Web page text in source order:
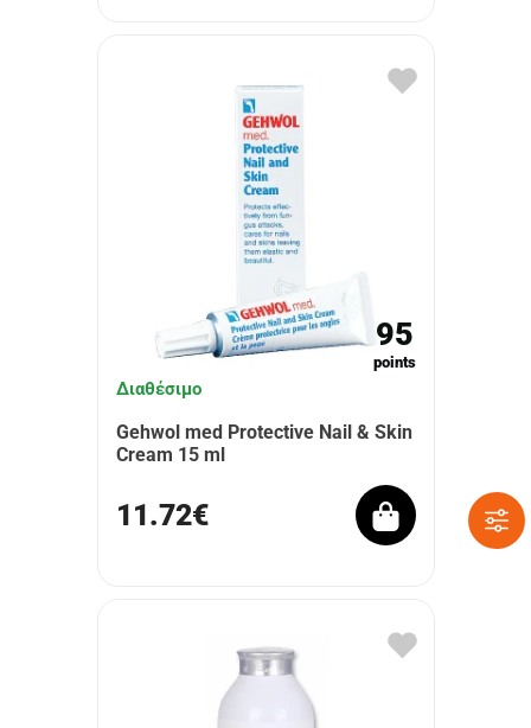
95
points
Διαθέσιμο
Gehwol med Protective Nail & Skin
Cream 15 ml
11.72€